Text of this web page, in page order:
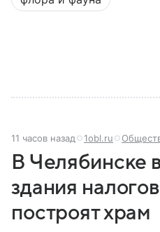
11 часов назад 1obl.ru
В Челябинске
здания
построят храм